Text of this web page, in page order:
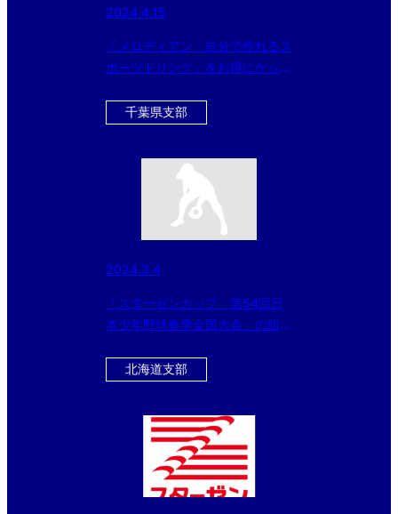
2024.4.15
「メロディアン 自分で作れるス
ポーツドリンク」をお得にゲット
に黒酢ドリンクのおまけ付
千葉県支部
2024.3.4
「スターゼンカップ 第54回日
本少年野球春季全国大会」の組み
北海道支部